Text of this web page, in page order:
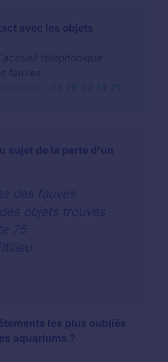
avec les objets
les plus oubliés
aquariums ?